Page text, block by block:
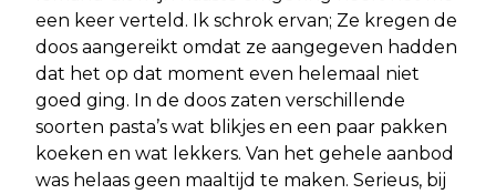
een keer verteld. Ik schrok ervan; Ze kregen de
doos aangereikt omdat ze aangegeven hadden
dat het op dat moment even helemaal niet
goed ging. In de doos zaten verschillende
soorten pasta’s wat blikjes en een paar pakken
koeken en wat lekkers. Van het gehele aanbod
was helaas geen maaltijd te maken. Serieus, bij